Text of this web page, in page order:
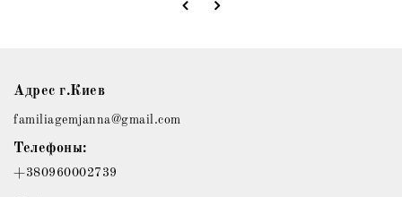
Адрес г.Киев
familiagemjanna@gmail.com
Телефоны:
+380960002739